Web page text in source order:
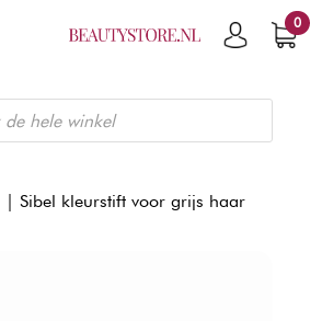
0
| Sibel kleurstift voor grijs haar